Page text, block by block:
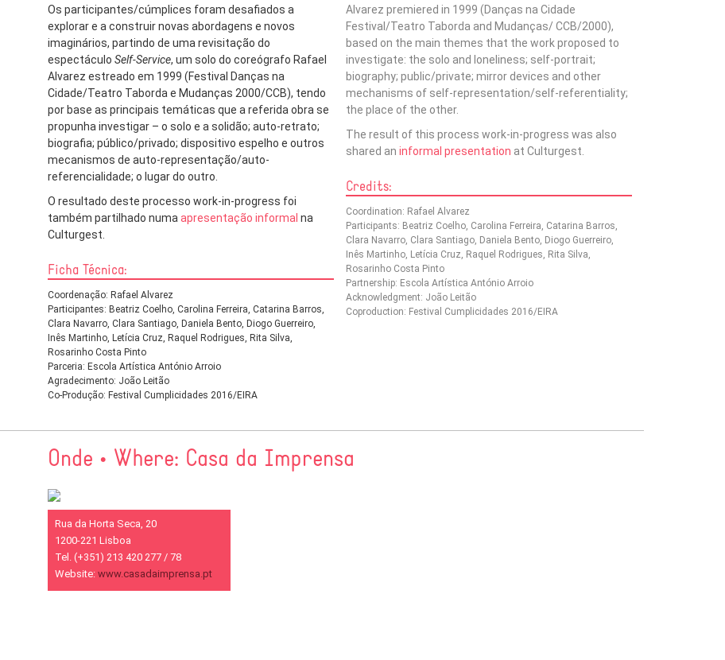
Os participantes/cúmplices foram desafiados a
explorar e a construir novas abordagens e novos
imaginários, partindo de uma revisitação do
espectáculo Self-Service, um solo do coreógrafo Rafael
Alvarez estreado em 1999 (Festival Danças na
Cidade/Teatro Taborda e Mudanças 2000/CCB), tendo
por base as principais temáticas que a referida obra se
propunha investigar – o solo e a solidão; auto-retrato;
biografia; público/privado; dispositivo espelho e outros
mecanismos de auto-representação/auto-
referencialidade; o lugar do outro.
O resultado deste processo work-in-progress foi
também partilhado numa apresentação informal na
Culturgest.
Ficha Técnica:
Coordenação: Rafael Alvarez
Participantes: Beatriz Coelho, Carolina Ferreira, Catarina Barros,
Clara Navarro, Clara Santiago, Daniela Bento, Diogo Guerreiro,
Inês Martinho, Letícia Cruz, Raquel Rodrigues, Rita Silva,
Rosarinho Costa Pinto
Parceria: Escola Artística António Arroio
Agradecimento: João Leitão
Co-Produção: Festival Cumplicidades 2016/EIRA
Alvarez premiered in 1999 (Danças na Cidade
Festival/Teatro Taborda and Mudanças/ CCB/2000),
based on the main themes that the work proposed to
investigate: the solo and loneliness; self-portrait;
biography; public/private; mirror devices and other
mechanisms of self-representation/self-referentiality;
the place of the other.
The result of this process work-in-progress was also
shared an informal presentation at Culturgest.
Credits:
Coordination: Rafael Alvarez
Participants: Beatriz Coelho, Carolina Ferreira, Catarina Barros,
Clara Navarro, Clara Santiago, Daniela Bento, Diogo Guerreiro,
Inês Martinho, Letícia Cruz, Raquel Rodrigues, Rita Silva,
Rosarinho Costa Pinto
Partnership: Escola Artística António Arroio
Acknowledgment: João Leitão
Coproduction: Festival Cumplicidades 2016/EIRA
Onde • Where: Casa da Imprensa
Rua da Horta Seca, 20
1200-221 Lisboa
Tel. (+351) 213 420 277 / 78
Website: www.casadaimprensa.pt